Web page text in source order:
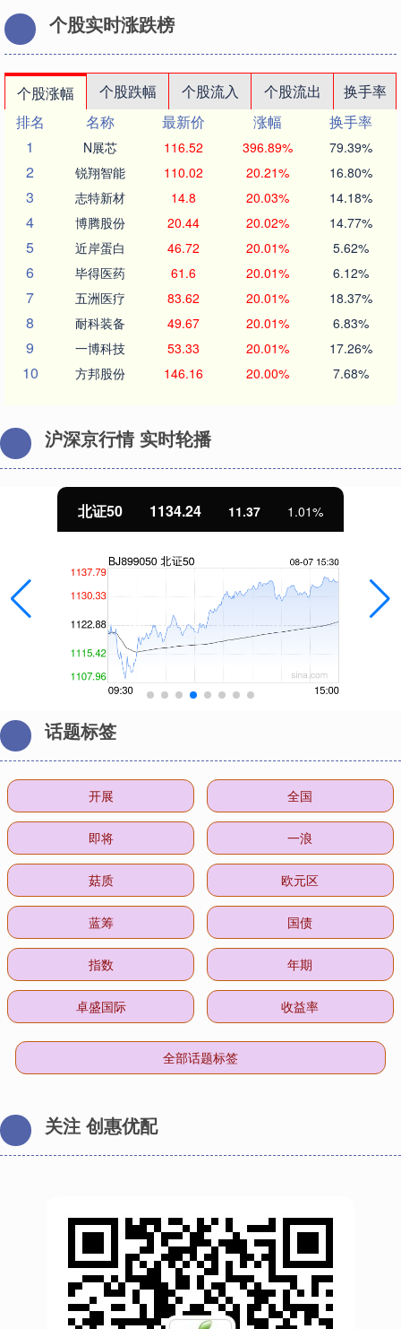
个股实时涨跌榜
个股涨幅 个股跌幅 个股流入 个股流出
换手率
排名
名称 最新价 涨幅
换手率
1
N展芯 116.52 396.89% 79.39%
2 锐翔智能 110.02 20.21% 16.80%
3 志特新材 14.8 20.03% 14.18%
4 博腾股份 20.44 20.02% 14.77%
5 近岸蛋白 46.72 20.01% 5.62%
6 毕得医药 61.6 20.01% 6.12%
7 五洲医疗 83.62 20.01% 18.37%
8 耐科装备 49.67 20.01% 6.83%
9 一博科技 53.33 20.01% 17.26%
10 方邦股份 146.16 20.00% 7.68%
沪深京行情 实时轮播
北证50 1134.24 11.37 1.01%
话题标签
开展 全国
即将 一浪
菇质 欧元区
蓝筹 国债
指数 年期
卓盛国际 收益率
全部话题标签
关注 创惠优配